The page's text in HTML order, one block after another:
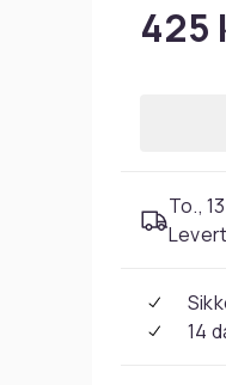
425
To.,
14